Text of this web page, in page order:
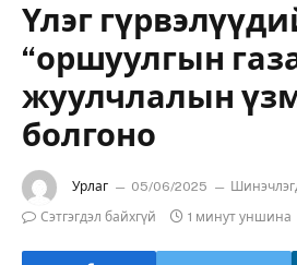
Үлэг
“оршуулгын
жуулчлалын
болгоно
Урлаг 05/06/2025
Сэтгэгдэл байхгүй
1 минут уншина